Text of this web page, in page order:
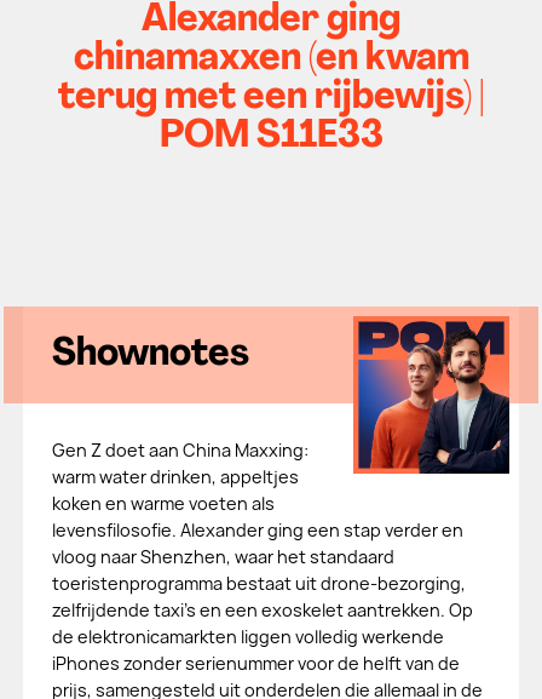
Alexander ging
chinamaxxen (en kwam
terug met een rijbewijs) |
POM S11E33
Shownotes
Gen Z doet aan China Maxxing:
warm water drinken, appeltjes
koken en warme voeten als
levensfilosofie. Alexander ging een stap verder en
vloog naar Shenzhen, waar het standaard
toeristenprogramma bestaat uit drone-bezorging,
zelfrijdende taxi's en een exoskelet aantrekken. Op
de elektronicamarkten liggen volledig werkende
iPhones zonder serienummer voor de helft van de
prijs, samengesteld uit onderdelen die allemaal in de